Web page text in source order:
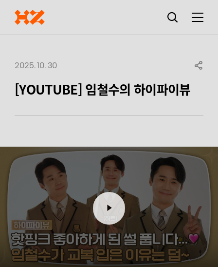
검색창
열기
메뉴
2025. 10. 30 SHARE
[YOUTUBE] 임철수의 하이파이뷰